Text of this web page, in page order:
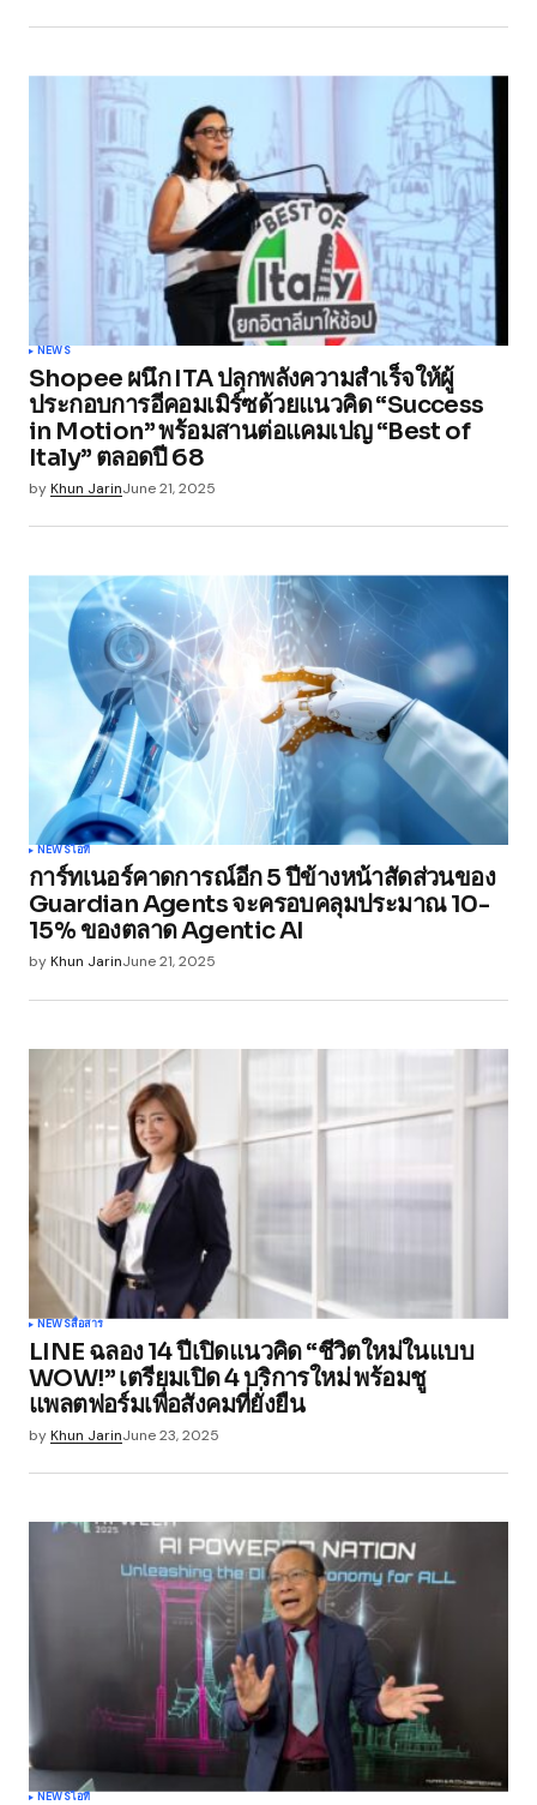
NEWS
Shopee ผนึก ITA ปลุกพลังความสำเร็จให้ผู้
ประกอบการอีคอมเมิร์ซด้วยแนวคิด “Success
in Motion” พร้อมสานต่อแคมเปญ “Best of
Italy” ตลอดปี 68
byKhun JarinJune 21, 2025
NEWSไอที
การ์ทเนอร์คาดการณ์อีก 5 ปีข้างหน้าสัดส่วนของ
Guardian Agents จะครอบคลุมประมาณ 10-
15% ของตลาด Agentic AI
byKhun JarinJune 21, 2025
NEWSสื่อสาร
LINE ฉลอง 14 ปีเปิดแนวคิด “ชีวิตใหม่ในแบบ
WOW!” เตรียมเปิด 4 บริการใหม่ พร้อมชู
แพลตฟอร์มเพื่อสังคมที่ยั่งยืน
byKhun JarinJune 23, 2025
NEWSไอที